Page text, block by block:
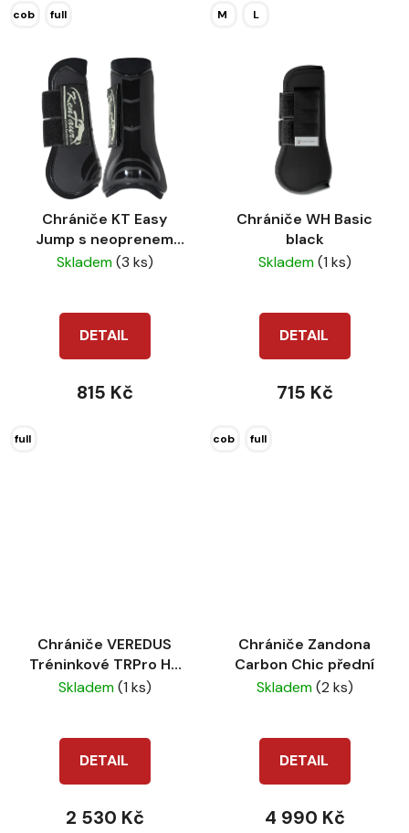
cob full M L
Chrániče KT Easy
Jump s neoprenem
černé full
Skladem(3 ks)
DETAIL
815 Kč
full
Chrániče WH Basic
black
Skladem(1 ks)
DETAIL
715 Kč
cob full
Chrániče VEREDUS
Tréninkové TRPro H5
brown
Skladem(1 ks)
DETAIL
2 530 Kč
Chrániče Zandona
Carbon Chic přední
Skladem(2 ks)
DETAIL
4 990 Kč